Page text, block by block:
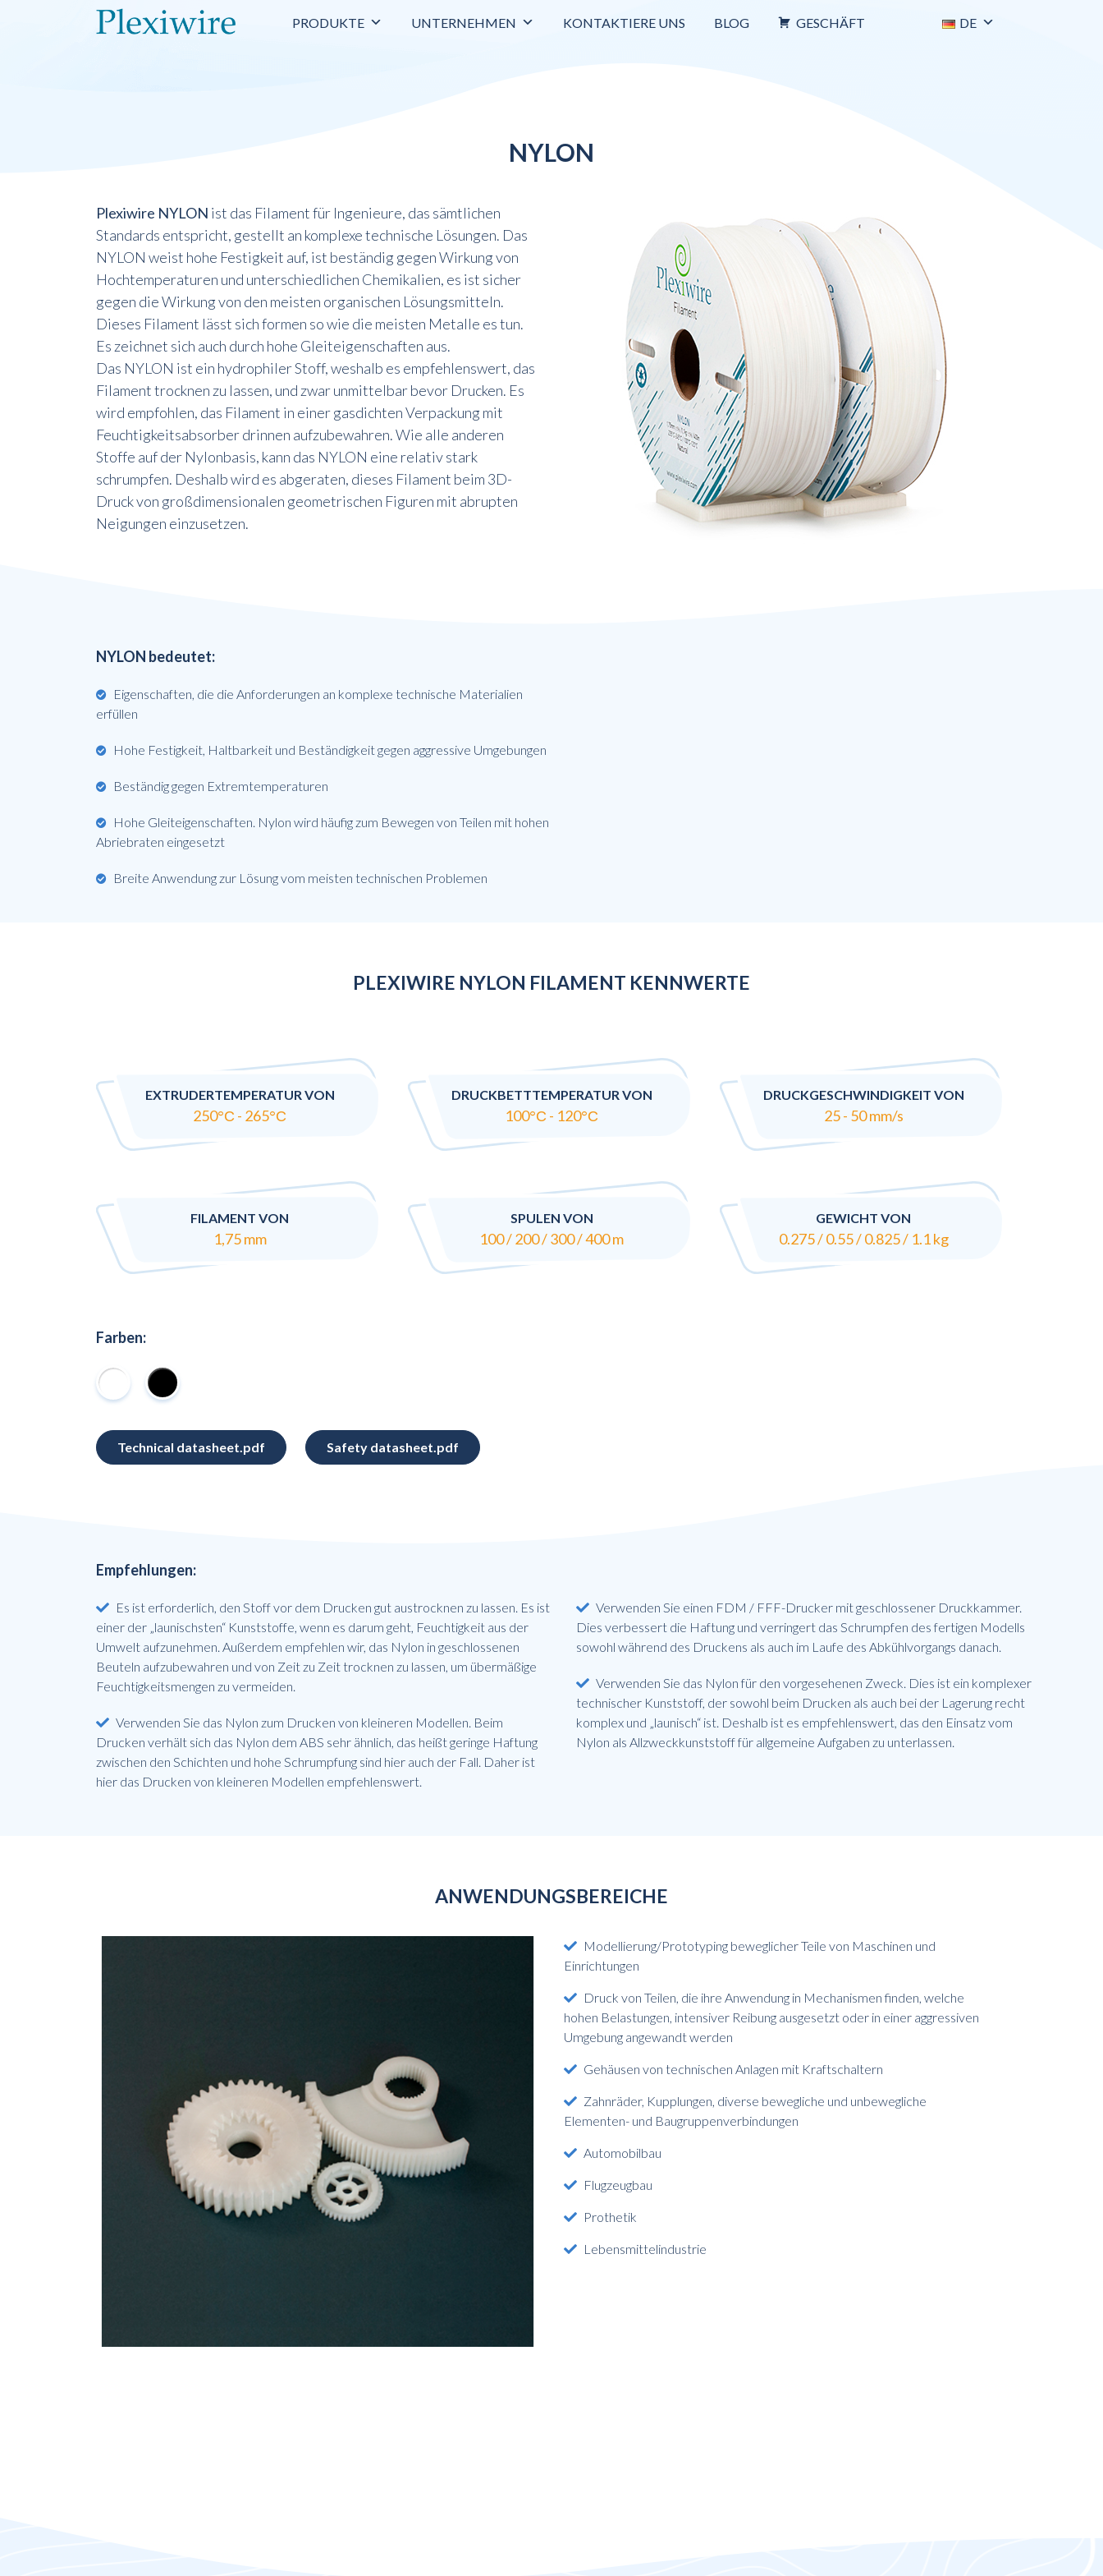
PRODUKTE UNTERNEHMEN KONTAKTIERE UNS BLOG GESCHÄFT DE
NYLON
Plexiwire NYLON ist das Filament für Ingenieure, das sämtlichen
Standards entspricht, gestellt an komplexe technische Lösungen. Das
NYLON weist hohe Festigkeit auf, ist beständig gegen Wirkung von
Hochtemperaturen und unterschiedlichen Chemikalien, es ist sicher
gegen die Wirkung von den meisten organischen Lösungsmitteln.
Dieses Filament lässt sich formen so wie die meisten Metalle es tun.
Es zeichnet sich auch durch hohe Gleiteigenschaften aus.
Das NYLON ist ein hydrophiler Stoff, weshalb es empfehlenswert, das
Filament trocknen zu lassen, und zwar unmittelbar bevor Drucken. Es
wird empfohlen, das Filament in einer gasdichten Verpackung mit
Feuchtigkeitsabsorber drinnen aufzubewahren. Wie alle anderen
Stoffe auf der Nylonbasis, kann das NYLON eine relativ stark
schrumpfen. Deshalb wird es abgeraten, dieses Filament beim 3D-
Druck von großdimensionalen geometrischen Figuren mit abrupten
Neigungen einzusetzen.
NYLON bedeutet:
Eigenschaften, die die Anforderungen an komplexe technische Materialien
erfüllen
Hohe Festigkeit, Haltbarkeit und Beständigkeit gegen aggressive Umgebungen
Beständig gegen Extremtemperaturen
Hohe Gleiteigenschaften. Nylon wird häufig zum Bewegen von Teilen mit hohen
Abriebraten eingesetzt
Breite Anwendung zur Lösung vom meisten technischen Problemen
PLEXIWIRE NYLON FILAMENT KENNWERTE
EXTRUDERTEMPERATUR VON
250°С - 265°С
DRUCKBETTTEMPERATUR VON
100°С - 120°С
DRUCKGESCHWINDIGKEIT VON
25 - 50 mm/s
FILAMENT VON
1,75 mm
SPULEN VON
100 / 200 / 300 / 400 m
GEWICHT VON
0.275 / 0.55 / 0.825 / 1.1 kg
Farben:
Technical datasheet.pdf Safety datasheet.pdf
Empfehlungen:
Es ist erforderlich, den Stoff vor dem Drucken gut austrocknen zu lassen. Es ist
einer der „launischsten“ Kunststoffe, wenn es darum geht, Feuchtigkeit aus der
Umwelt aufzunehmen. Außerdem empfehlen wir, das Nylon in geschlossenen
Beuteln aufzubewahren und von Zeit zu Zeit trocknen zu lassen, um übermäßige
Feuchtigkeitsmengen zu vermeiden.
Verwenden Sie das Nylon zum Drucken von kleineren Modellen. Beim
Drucken verhält sich das Nylon dem ABS sehr ähnlich, das heißt geringe Haftung
zwischen den Schichten und hohe Schrumpfung sind hier auch der Fall. Daher ist
hier das Drucken von kleineren Modellen empfehlenswert.
Verwenden Sie einen FDM / FFF-Drucker mit geschlossener Druckkammer.
Dies verbessert die Haftung und verringert das Schrumpfen des fertigen Modells
sowohl während des Druckens als auch im Laufe des Abkühlvorgangs danach.
Verwenden Sie das Nylon für den vorgesehenen Zweck. Dies ist ein komplexer
technischer Kunststoff, der sowohl beim Drucken als auch bei der Lagerung recht
komplex und „launisch“ ist. Deshalb ist es empfehlenswert, das den Einsatz vom
Nylon als Allzweckkunststoff für allgemeine Aufgaben zu unterlassen.
ANWENDUNGSBEREICHE
Modellierung/Prototyping beweglicher Teile von Maschinen und
Einrichtungen
Druck von Teilen, die ihre Anwendung in Mechanismen finden, welche
hohen Belastungen, intensiver Reibung ausgesetzt oder in einer aggressiven
Umgebung angewandt werden
Gehäusen von technischen Anlagen mit Kraftschaltern
Zahnräder, Kupplungen, diverse bewegliche und unbewegliche
Elementen- und Baugruppenverbindungen
Automobilbau
Flugzeugbau
Prothetik
Lebensmittelindustrie